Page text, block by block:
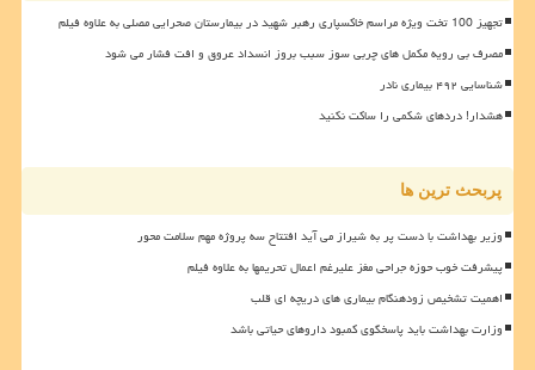
تجهیز 100 تخت ویژه مراسم خاکسپاری رهبر شهید در بیمارستان صحرایی مصلی به علاوه فیلم
مصرف بی رویه مکمل های چربی سوز سبب بروز انسداد عروق و افت فشار می شود
شناسایی ۴۹۲ بیماری نادر
هشدار! دردهای شکمی را ساکت نکنید
پربحث ترین ها
وزیر بهداشت با دست پر به شیراز می آید افتتاح سه پروژه مهم سلامت محور
پیشرفت خوب حوزه جراحی مغز علیرغم اعمال تحریمها به علاوه فیلم
اهمیت تشخیص زودهنگام بیماری های دریچه ای قلب
وزارت بهداشت باید پاسخگوی کمبود داروهای حیاتی باشد